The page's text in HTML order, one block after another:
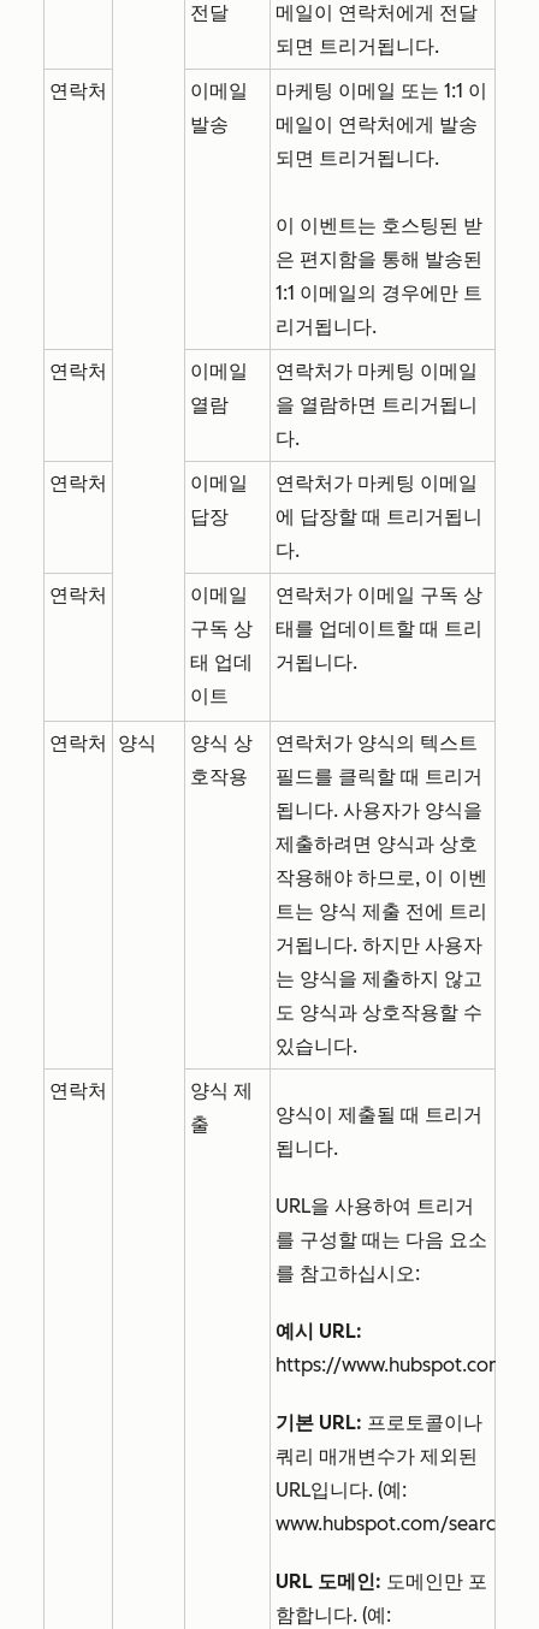
전달
메일이 연락처에게 전달
되면 트리거됩니다.
연락처
이메일
발송
마케팅 이메일 또는 1:1 이
메일이 연락처에게 발송
되면 트리거됩니다.
이 이벤트는 호스팅된 받
은 편지함을 통해 발송된
1:1 이메일의 경우에만 트
리거됩니다.
연락처
이메일
열람
연락처가 마케팅 이메일
을 열람하면 트리거됩니
다.
연락처
이메일
답장
연락처가 마케팅 이메일
에 답장할 때 트리거됩니
다.
연락처
이메일
구독 상
태 업데
이트
연락처가 이메일 구독 상
태를 업데이트할 때 트리
거됩니다.
연락처 양식
양식 상
호작용
연락처가 양식의 텍스트
필드를 클릭할 때 트리거
됩니다. 사용자가 양식을
제출하려면 양식과 상호
작용해야 하므로, 이 이벤
트는 양식 제출 전에 트리
거됩니다. 하지만 사용자
는 양식을 제출하지 않고
도 양식과 상호작용할 수
있습니다.
연락처
양식 제
출
양식이 제출될 때 트리거
됩니다.
URL을 사용하여 트리거
를 구성할 때는 다음 요소
를 참고하십시오:
예시 URL:
https://www.hubspot.com/
기본 URL: 프로토콜이나
쿼리 매개변수가 제외된
URL입니다. (예:
www.hubspot.com/search)
URL 도메인: 도메인만 포
함합니다. (예: